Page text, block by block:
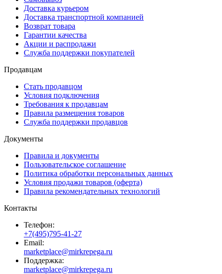
Доставка курьером
Доставка транспортной компанией
Возврат товара
Гарантии качества
Акции и распродажи
Служба поддержки покупателей
Продавцам
Стать продавцом
Условия подключения
Требования к продавцам
Правила размещения товаров
Служба поддержки продавцов
Документы
Правила и документы
Пользовательское соглашение
Политика обработки персональных данных
Условия продажи товаров (оферта)
Правила рекомендательных технологий
Контакты
Телефон:
+7(495)795-41-27
Email:
marketplace@mirkrepega.ru
Поддержка:
marketplace@mirkrepega.ru